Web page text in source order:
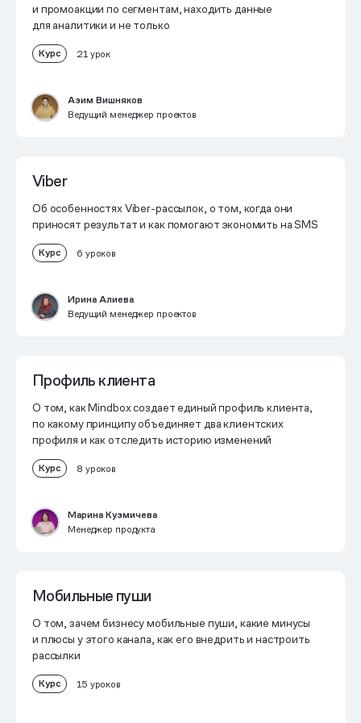
и промоакции по сегментам, находить данные
для аналитики и не только
Курс 21 урок
Азим Вишняков
Ведущий менеджер проектов
Viber
Об особенностях Viber-рассылок, о том, когда они
приносят результат и как помогают экономить на SMS
Курс 6 уроков
Ирина Алиева
Ведущий менеджер проектов
Профиль клиента
О том, как Mindbox создает единый профиль клиента,
по какому принципу объединяет два клиентских
профиля и как отследить историю изменений
Курс 8 уроков
Марина Кузмичева
Менеджер продукта
Мобильные пуши
О том, зачем бизнесу мобильные пуши, какие минусы
и плюсы у этого канала, как его внедрить и настроить
рассылки
Курс 15 уроков